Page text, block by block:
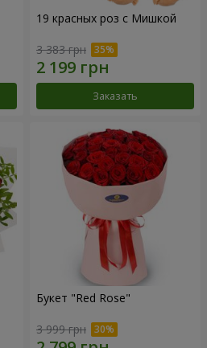
19 красных роз с Мишкой
3 383 грн
Заказать
Букет "Red Rose"
3 999 грн